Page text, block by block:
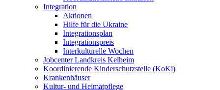
Integration
Aktionen
Hilfe für die Ukraine
Integrationsplan
Integrationspreis
Interkulturelle Wochen
Jobcenter Landkreis Kelheim
Koordinierende Kinderschutzstelle (KoKi)
Krankenhäuser
Kultur- und Heimatpflege